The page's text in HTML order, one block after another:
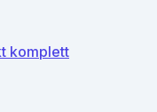
komplett